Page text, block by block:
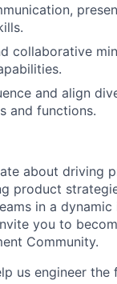
collaborative
and align
and functions.
about driving
product
in a dynamic
you to
Community.
us engineer the